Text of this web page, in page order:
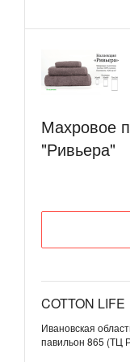
Махровое
"Ривьера"
COTTON LIFE
Ивановская
павильон 865 (ТЦ